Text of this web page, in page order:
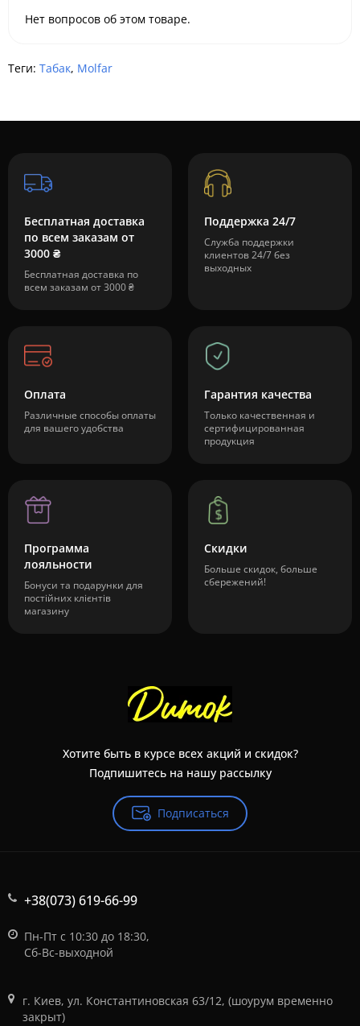
Нет вопросов об этом товаре.
Теги: Табак, Molfar
Бесплатная доставка
по всем заказам от
3000 ₴
Бесплатная доставка по
всем заказам от 3000 ₴
Поддержка 24/7
Служба поддержки
клиентов 24/7 без
выходных
Оплата
Различные способы оплаты
для вашего удобства
Гарантия качества
Только качественная и
сертифицированная
продукция
Программа
лояльности
Бонуси та подарунки для
постійних клієнтів
магазину
Скидки
Больше скидок, больше
сбережений!
Хотите быть в курсе всех акций и скидок?
Подпишитесь на нашу рассылку
Подписаться
+38(073) 619-66-99
Пн-Пт с 10:30 до 18:30,
Сб-Вс-выходной
г. Киев, ул. Константиновская 63/12, (шоурум временно
закрыт)